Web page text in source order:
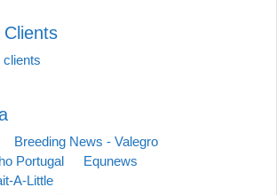
clients
Breeding News - Valegro
Portugal
Equnews
A-Little